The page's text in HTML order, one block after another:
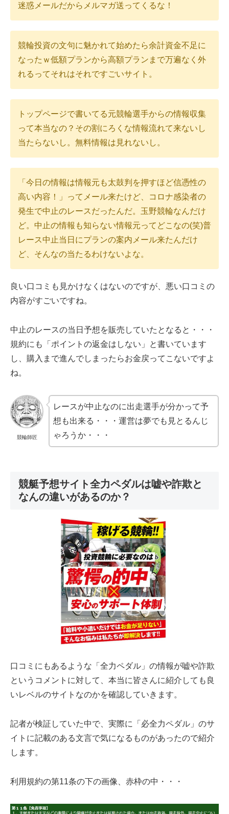
迷惑メールだからメルマガ送ってくるな！
競輪投資の文句に魅かれて始めたら余計資金不足に
なったｗ低額プランから高額プランまで万遍なく外
れるってそれはそれですごいサイト。
トップページで書いてる元競輪選手からの情報収集
って本当なの？その割にろくな情報流れて来ないし
当たらないし。無料情報は見れないし。
「今日の情報は情報元も太鼓判を押すほど信憑性の
高い内容！」ってメール来たけど、コロナ感染者の
発生で中止のレースだったんだ。玉野競輪なんだけ
ど。中止の情報も知らない情報元ってどこなの(笑)普
レース中止当日にプランの案内メール来たんだけ
ど、そんなの当たるわけないよな。
良い口コミも見かけなくはないのですが、悪い口コミの
内容がすごいですね。
中止のレースの当日予想を販売していたとなると・・・
規約にも「ポイントの返金はしない」と書いています
し、購入まで進んでしまったらお金戻ってこないですよ
ね。
競輪師匠
レースが中止なのに出走選手が分かって予
想も出来る・・・運営は夢でも見とるんじ
ゃろうか・・・
競艇予想サイト全力ペダルは嘘や詐欺と
なんの違いがあるのか？
口コミにもあるような「全力ペダル」の情報が嘘や詐欺
というコメントに対して、本当に皆さんに紹介しても良
いレベルのサイトなのかを確認していきます。
記者が検証していた中で、実際に「必全力ペダル」のサ
イトに記載のある文言で気になるものがあったので紹介
します。
利用規約の第11条の下の画像、赤枠の中・・・